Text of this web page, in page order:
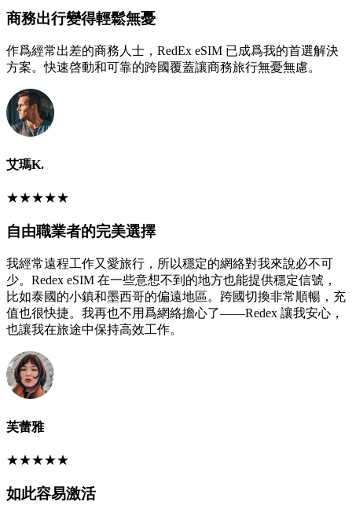
商務出行變得輕鬆無憂
作爲經常出差的商務人士，RedEx eSIM 已成爲我的首選解決
方案。快速啓動和可靠的跨國覆蓋讓商務旅行無憂無慮。
艾瑪K.
★★★★★
自由職業者的完美選擇
我經常遠程工作又愛旅行，所以穩定的網絡對我來說必不可
少。Redex eSIM 在一些意想不到的地方也能提供穩定信號，
比如泰國的小鎮和墨西哥的偏遠地區。跨國切換非常順暢，充
值也很快捷。我再也不用爲網絡擔心了——Redex 讓我安心，
也讓我在旅途中保持高效工作。
芙蕾雅
★★★★★
如此容易激活